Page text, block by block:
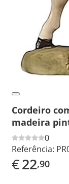
Cordeiro
madeira
0
Referência:
€22,90